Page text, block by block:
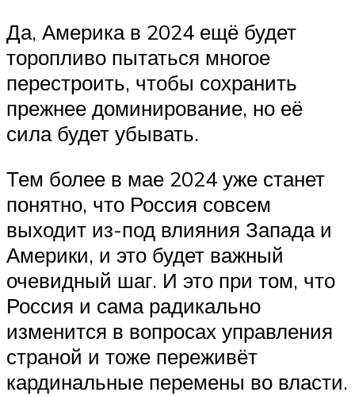
Да, Америка в 2024 ещё будет
торопливо пытаться многое
перестроить, чтобы сохранить
прежнее доминирование, но её
сила будет убывать.
Тем более в мае 2024 уже станет
понятно, что Россия совсем
выходит из-под влияния Запада и
Америки, и это будет важный
очевидный шаг. И это при том, что
Россия и сама радикально
изменится в вопросах управления
страной и тоже переживёт
кардинальные перемены во власти.